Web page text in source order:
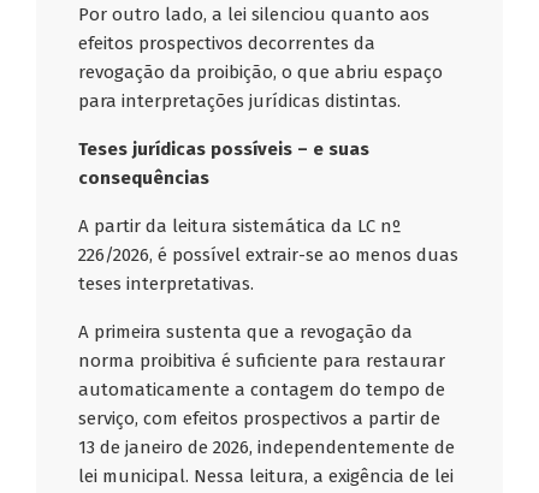
Por outro lado, a lei silenciou quanto aos
efeitos prospectivos decorrentes da
revogação da proibição, o que abriu espaço
para interpretações jurídicas distintas.
Teses jurídicas possíveis – e suas
consequências
A partir da leitura sistemática da LC nº
226/2026, é possível extrair-se ao menos duas
teses interpretativas.
A primeira sustenta que a revogação da
norma proibitiva é suficiente para restaurar
automaticamente a contagem do tempo de
serviço, com efeitos prospectivos a partir de
13 de janeiro de 2026, independentemente de
lei municipal. Nessa leitura, a exigência de lei